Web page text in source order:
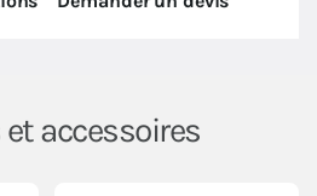
accessoires